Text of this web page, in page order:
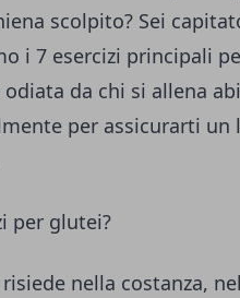
scolpito? Sei
i 7 esercizi principali
da chi si allena
per assicurarti
per glutei?
nella costanza,